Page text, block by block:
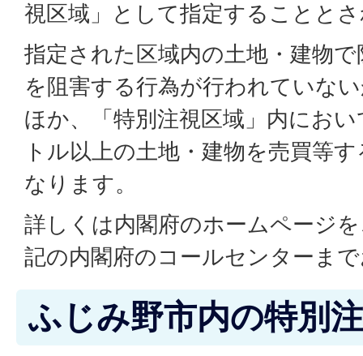
視区域」として指定することと
指定された区域内の土地・建物
を阻害する行為が行われていな
ほか、「特別注視区域」内にお
トル以上の土地・建物を売買等
なります。
詳しくは内閣府のホームページ
記の内閣府のコールセンターま
ふじみ野市内の特別